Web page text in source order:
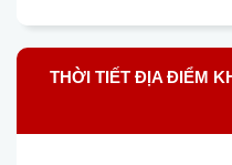
THỜI TIẾT ĐỊA ĐIỂM